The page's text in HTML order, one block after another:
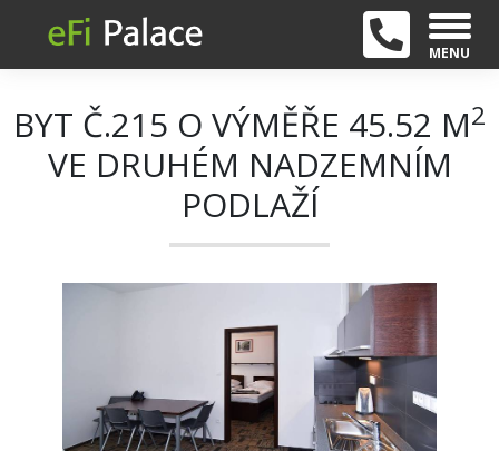
MENU
BYT Č.215 O VÝMĚŘE 45.52 M2
VE DRUHÉM NADZEMNÍM
PODLAŽÍ
Previous